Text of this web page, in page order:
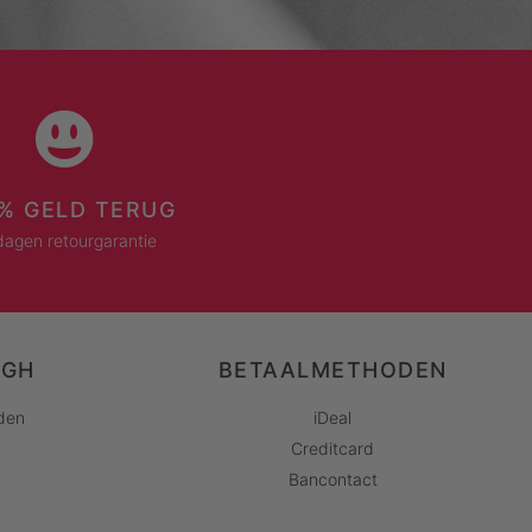
GELD TERUG
retourgarantie
BETAALMETHODEN
iDeal
Creditcard
Bancontact